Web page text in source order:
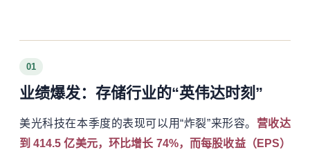
01
业绩爆发：存储行业的“英伟达时刻”
美光科技在本季度的表现可以用“炸裂”来形容。 营收达
到 414.5 亿美元，环比增长 74%，而每股收益（EPS）